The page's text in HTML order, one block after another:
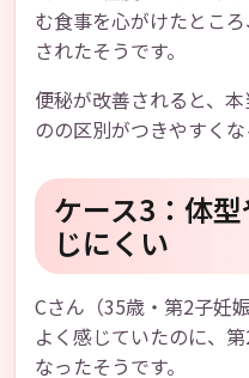
む食事を心がけたとこ
されたそうです。
便秘が改善されると、
のの区別がつきやすく
ケース3：体
じにくい
Cさん（35歳・第2子妊
よく感じていたのに、
なったそうです。